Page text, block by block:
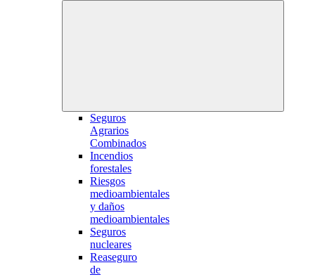
Seguros
Agrarios
Combinados
Incendios
forestales
Riesgos
medioambientales
y daños
medioambientales
Seguros
nucleares
Reaseguro
de